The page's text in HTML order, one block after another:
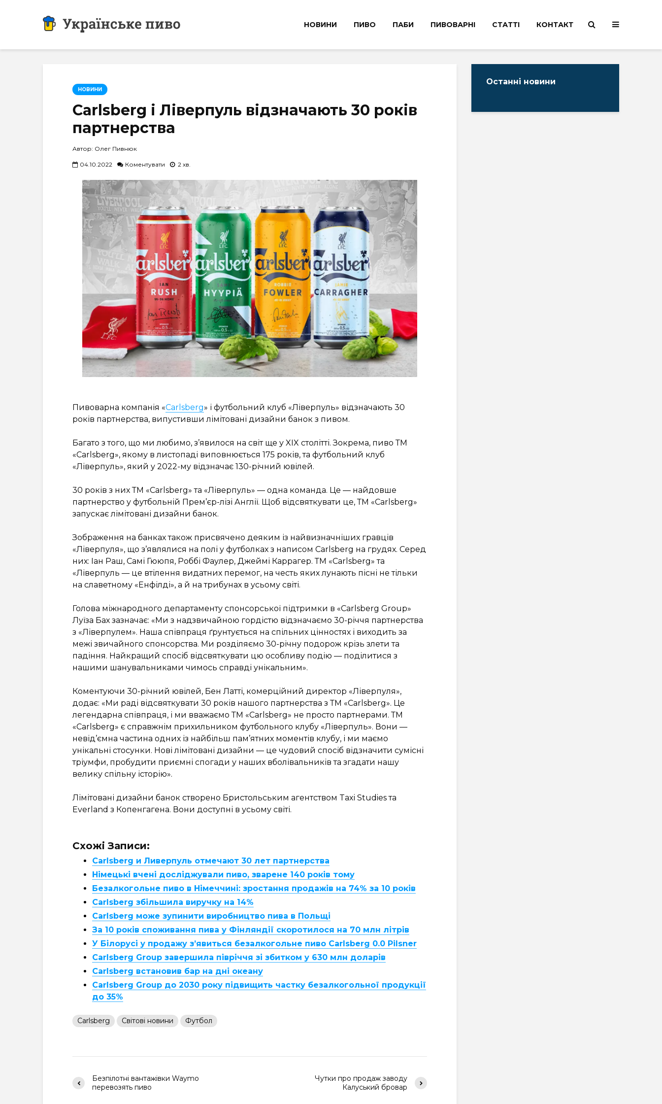
НОВИНИ ПИВО ПАБИ ПИВОВАРНІ СТАТТІ КОНТАКТ
НОВИНИ
Carlsberg і Ліверпуль відзначають 30 років
партнерства
Автор: Олег Пивнюк
04.10.2022 Коментувати 2 хв.
Пивоварна компанія «Carlsberg» і футбольний клуб «Ліверпуль» відзначають 30
років партнерства, випустивши лімітовані дизайни банок з пивом.
Багато з того, що ми любимо, з’явилося на світ ще у XIX столітті. Зокрема, пиво ТМ
«Carlsberg», якому в листопаді виповнюється 175 років, та футбольний клуб
«Ліверпуль», який у 2022-му відзначає 130-річний ювілей.
30 років з них ТМ «Carlsberg» та «Ліверпуль» — одна команда. Це — найдовше
партнерство у футбольній Прем’єр-лізі Англії. Щоб відсвяткувати це, ТМ «Carlsberg»
запускає лімітовані дизайни банок.
Зображення на банках також присвячено деяким із найвизначніших гравців
«Ліверпуля», що з’являлися на полі у футболках з написом Carlsberg на грудях. Серед
них: Іан Раш, Самі Гююпя, Роббі Фаулер, Джеймі Каррагер. ТМ «Carlsberg» та
«Ліверпуль — це втілення видатних перемог, на честь яких лунають пісні не тільки
на славетному «Енфілді», а й на трибунах в усьому світі.
Голова міжнародного департаменту спонсорської підтримки в «Carlsberg Group»
Луїза Бах зазначає: «Ми з надзвичайною гордістю відзначаємо 30-річчя партнерства
з «Ліверпулем». Наша співпраця ґрунтується на спільних цінностях і виходить за
межі звичайного спонсорства. Ми розділяємо 30-річну подорож крізь злети та
падіння. Найкращий спосіб відсвяткувати цю особливу подію — поділитися з
нашими шанувальниками чимось справді унікальним».
Коментуючи 30-річний ювілей, Бен Латті, комерційний директор «Ліверпуля»,
додає: «Ми раді відсвяткувати 30 років нашого партнерства з ТМ «Carlsberg». Це
легендарна співпраця, і ми вважаємо ТМ «Carlsberg» не просто партнерами. ТМ
«Carlsberg» є справжнім прихильником футбольного клубу «Ліверпуль». Вони —
невід’ємна частина одних із найбільш пам’ятних моментів клубу, і ми маємо
унікальні стосунки. Нові лімітовані дизайни — це чудовий спосіб відзначити сумісні
тріумфи, пробудити приємні спогади у наших вболівальників та згадати нашу
велику спільну історію».
Лімітовані дизайни банок створено Бристольським агентством Taxi Studies та
Everland з Копенгагена. Вони доступні в усьому світі.
Схожі Записи:
Carlsberg и Ливерпуль отмечают 30 лет партнерства
Німецькі вчені досліджували пиво, зварене 140 років тому
Безалкогольне пиво в Німеччині: зростання продажів на 74% за 10 років
Carlsberg збільшила виручку на 14%
Carlsberg може зупинити виробництво пива в Польщі
За 10 років споживання пива у Фінляндії скоротилося на 70 млн літрів
У Білорусі у продажу з’явиться безалкогольне пиво Carlsberg 0.0 Pilsner
Carlsberg Group завершила півріччя зі збитком у 630 млн доларів
Carlsberg встановив бар на дні океану
Carlsberg Group до 2030 року підвищить частку безалкогольної продукції
до 35%
Carlsberg Світові новини Футбол
Безпілотні вантажівки Waymo
перевозять пиво
Чутки про продаж заводу
Калуський бровар
Останні новини